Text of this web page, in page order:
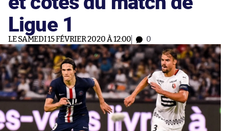
Ligue 1
LE SAMEDI 15 FÉVRIER 2020 À 12:00 0